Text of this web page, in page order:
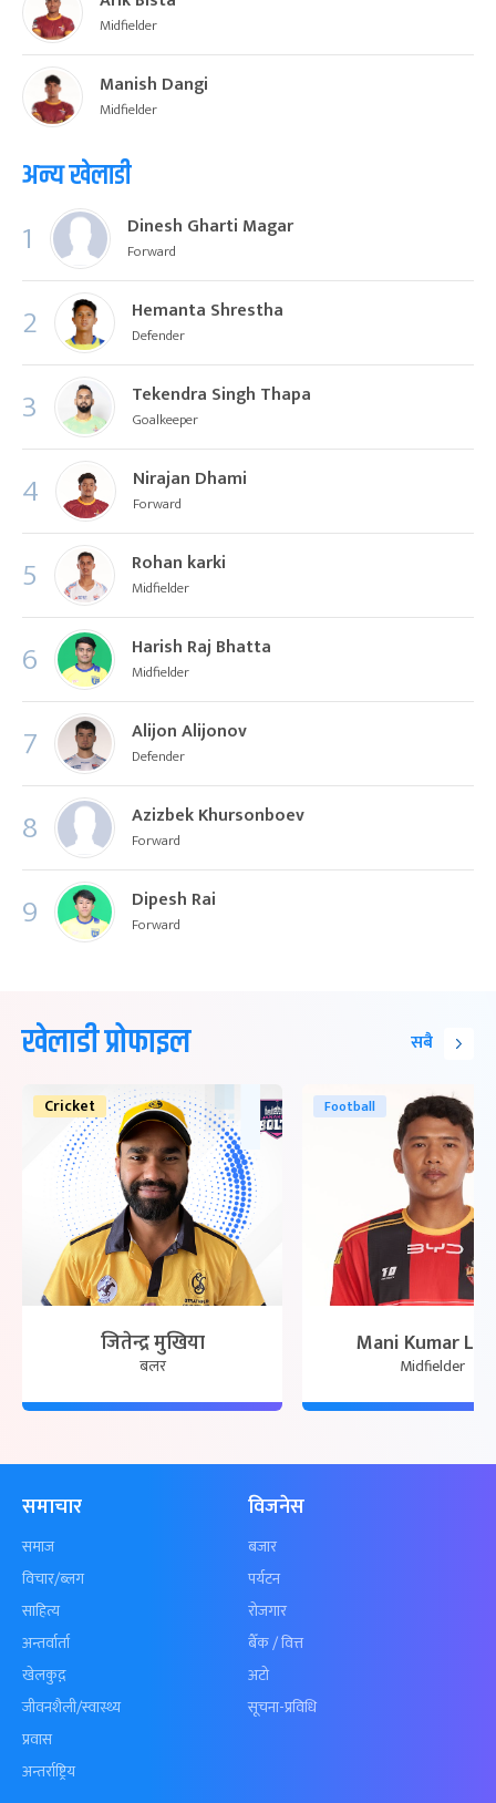
Midfielder
Manish Dangi
Midfielder
अन्य खेलाडी
1 Dinesh Gharti Magar
Forward
2 Hemanta Shrestha
Defender
3 Tekendra Singh Thapa
Goalkeeper
4 Nirajan Dhami
Forward
5 Rohan karki
Midfielder
6 Harish Raj Bhatta
Midfielder
7 Alijon Alijonov
Defender
8 Azizbek Khursonboev
Forward
9 Dipesh Rai
Forward
खेलाडी प्रोफाइल सबै
Cricket
जितेन्द्र मुखिया
बलर
Football
Mani Kumar
Midfielder
समाचार
समाज
विचार/ब्लग
साहित्य
अन्तर्वार्ता
खेलकुद़़
जीवनशैली/स्वास्थ्य
प्रवास
अन्तर्राष्ट्रिय
विजनेस
बजार
पर्यटन
रोजगार
बैँक / वित्त
अटो
सूचना-प्रविधि